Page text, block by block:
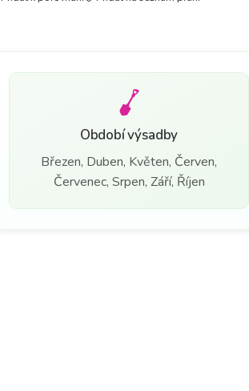
Období výsadby
Březen, Duben, Květen, Červen,
Červenec, Srpen, Září, Říjen